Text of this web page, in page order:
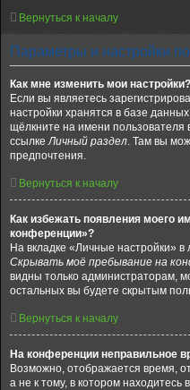
Вернуться к началу
Параметры и настройки
Как мне изменить мои настройки?
Если вы являетесь
настройки хранятся в базе
щёлкните на имени пользователя
ссылкеЛичный раздел. Там вы
предпочтения.
Вернуться к началу
Как избежать появления моего
конференции»?
На вкладке «Личные настройки»
Скрывать моё пребывание на
видны только администраторам,
остальных вы будете скрытым
Вернуться к началу
На конференции неправильное
Возможно, отображается время,
а не к тому, в котором